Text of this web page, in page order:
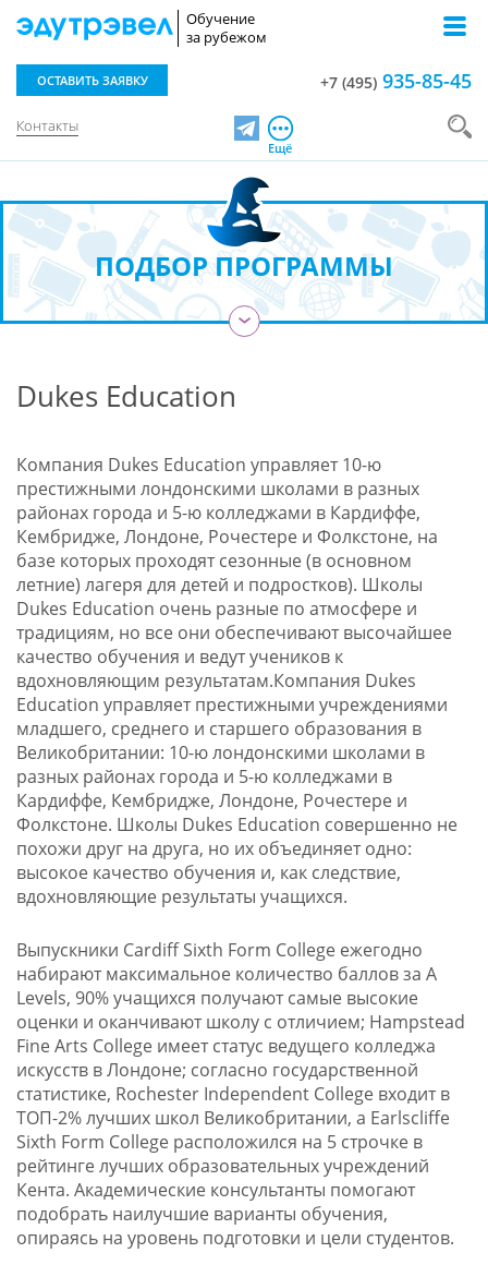
Обучение
за рубежом
Контакты
ОСТАВИТЬ ЗАЯВКУ +7 (495) 935-85-45
TelegramЕщё
ПОДБОР ПРОГРАММЫ
›
​Dukes Education
Компания Dukes Education управляет 10-ю
престижными лондонскими школами в разных
районах города и 5-ю колледжами в Кардиффе,
Кембридже, Лондоне, Рочестере и Фолкстоне, на
базе которых проходят сезонные (в основном
летние) лагеря для детей и подростков). Школы
Dukes Education очень разные по атмосфере и
традициям, но все они обеспечивают высочайшее
качество обучения и ведут учеников к
вдохновляющим результатам.Компания Dukes
Education управляет престижными учреждениями
младшего, среднего и старшего образования в
Великобритании: 10-ю лондонскими школами в
разных районах города и 5-ю колледжами в
Кардиффе, Кембридже, Лондоне, Рочестере и
Фолкстоне. Школы Dukes Education совершенно не
похожи друг на друга, но их объединяет одно:
высокое качество обучения и, как следствие,
вдохновляющие результаты учащихся.
Выпускники Cardiff Sixth Form College ежегодно
набирают максимальное количество баллов за A
Levels, 90% учащихся получают самые высокие
оценки и оканчивают школу с отличием; Hampstead
Fine Arts College имеет статус ведущего колледжа
искусств в Лондоне; согласно государственной
статистике, Rochester Independent College входит в
ТОП-2% лучших школ Великобритании, а Earlscliffe
Sixth Form College расположился на 5 строчке в
рейтинге лучших образовательных учреждений
Кента. Академические консультанты помогают
подобрать наилучшие варианты обучения,
опираясь на уровень подготовки и цели студентов.